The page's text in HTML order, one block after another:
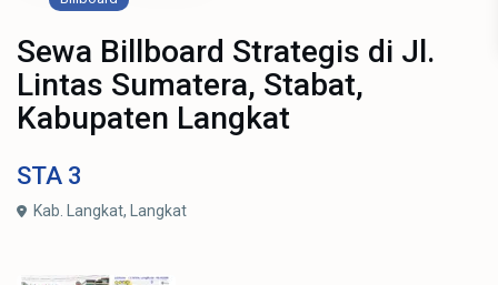
Sewa Billboard Strategis di Jl.
Lintas Sumatera, Stabat,
Kabupaten Langkat
STA 3
Kab. Langkat, Langkat